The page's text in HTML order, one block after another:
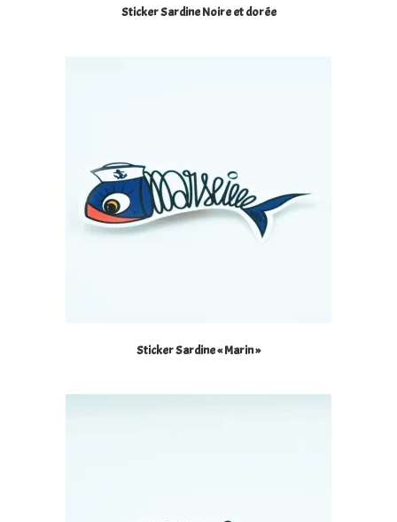
Sticker Sardine Noire et dorée
Sticker Sardine « Marin »